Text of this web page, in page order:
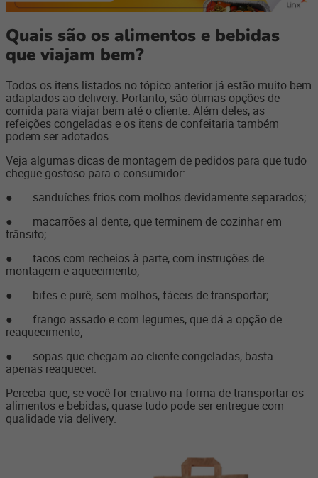
Quais são os alimentos e bebidas
que viajam bem?
Todos os itens listados no tópico anterior já estão muito bem
adaptados ao delivery. Portanto, são ótimas opções de
comida para viajar bem até o cliente. Além deles, as
refeições congeladas e os itens de confeitaria também
podem ser adotados.
Veja algumas dicas de montagem de pedidos para que tudo
chegue gostoso para o consumidor:
● sanduíches frios com molhos devidamente separados;
● macarrões al dente, que terminem de cozinhar em
trânsito;
● tacos com recheios à parte, com instruções de
montagem e aquecimento;
● bifes e purê, sem molhos, fáceis de transportar;
● frango assado e com legumes, que dá a opção de
reaquecimento;
● sopas que chegam ao cliente congeladas, basta
apenas reaquecer.
Perceba que, se você for criativo na forma de transportar os
alimentos e bebidas, quase tudo pode ser entregue com
qualidade via delivery.